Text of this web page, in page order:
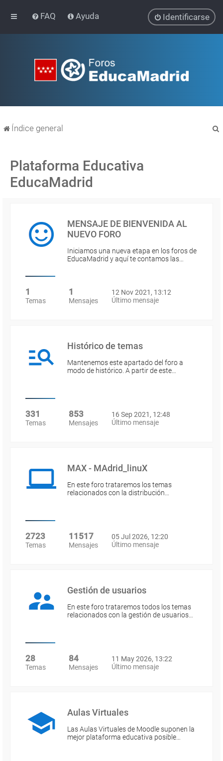
FAQ Ayuda Identificarse
Índice general
Plataforma Educativa
EducaMadrid
MENSAJE DE BIENVENIDA AL
NUEVO FORO
Iniciamos una nueva etapa en los foros de
EducaMadrid y aquí te contamos las…
1
Temas
1
Mensajes
12 Nov 2021, 13:12
Último mensaje
Histórico de temas
Mantenemos este apartado del foro a
modo de histórico. A partir de este…
331
Temas
853
Mensajes
16 Sep 2021, 12:48
Último mensaje
MAX - MAdrid_linuX
En este foro trataremos los temas
relacionados con la distribución…
2723
Temas
11517
Mensajes
05 Jul 2026, 12:20
Último mensaje
Gestión de usuarios
En este foro trataremos todos los temas
relacionados con la gestión de usuarios…
28
Temas
84
Mensajes
11 May 2026, 13:22
Último mensaje
Aulas Virtuales
Las Aulas Virtuales de Moodle suponen la
mejor plataforma educativa posible…